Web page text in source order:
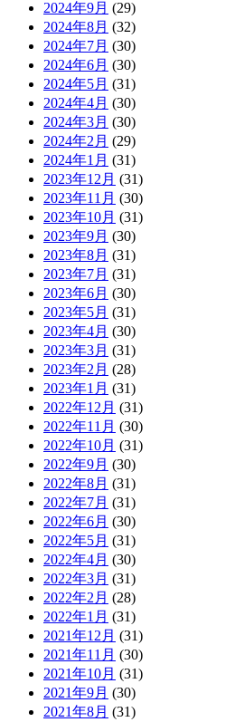
2024年9月 (29)
2024年8月 (32)
2024年7月 (30)
2024年6月 (30)
2024年5月 (31)
2024年4月 (30)
2024年3月 (30)
2024年2月 (29)
2024年1月 (31)
2023年12月 (31)
2023年11月 (30)
2023年10月 (31)
2023年9月 (30)
2023年8月 (31)
2023年7月 (31)
2023年6月 (30)
2023年5月 (31)
2023年4月 (30)
2023年3月 (31)
2023年2月 (28)
2023年1月 (31)
2022年12月 (31)
2022年11月 (30)
2022年10月 (31)
2022年9月 (30)
2022年8月 (31)
2022年7月 (31)
2022年6月 (30)
2022年5月 (31)
2022年4月 (30)
2022年3月 (31)
2022年2月 (28)
2022年1月 (31)
2021年12月 (31)
2021年11月 (30)
2021年10月 (31)
2021年9月 (30)
2021年8月 (31)